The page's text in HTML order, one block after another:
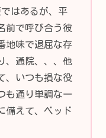
はあるが、平
前で呼び合う彼
地味で退屈な存
、通院、、、他
、いつも損な役
も通り単調な一
備えて、ベッド